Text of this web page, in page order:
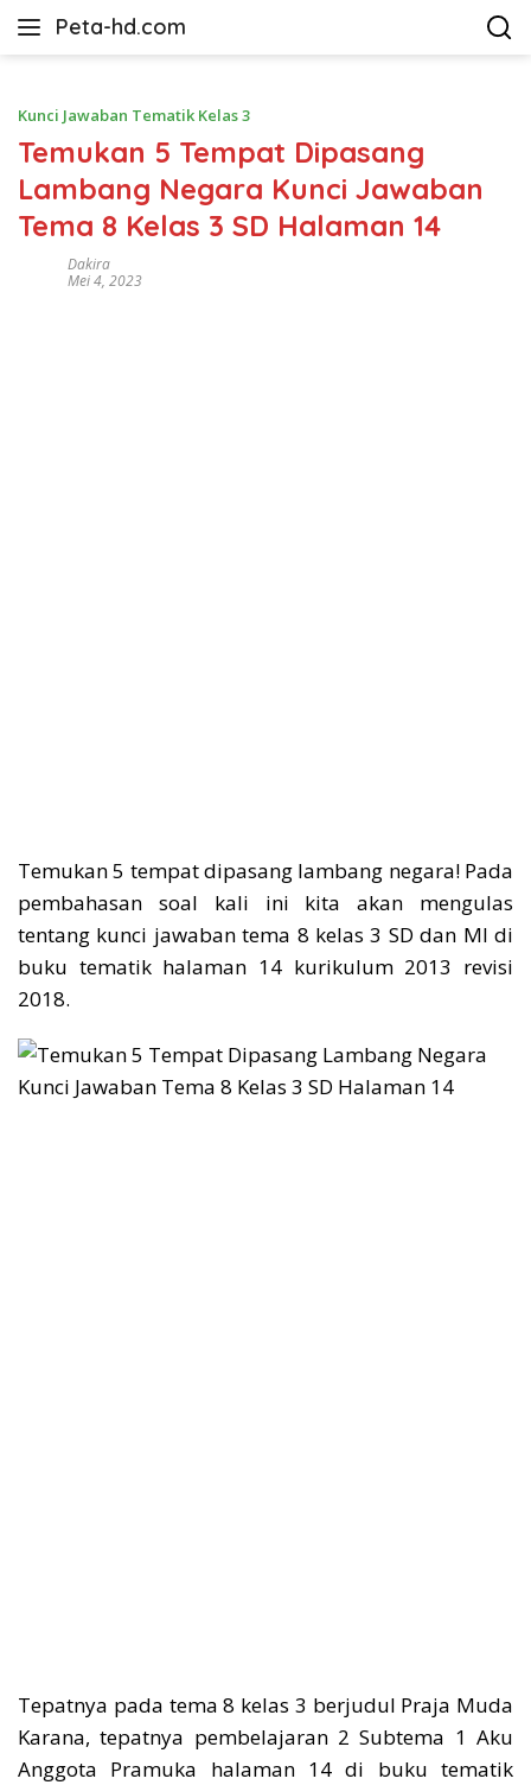
Peta-hd.com
Kumpulan
HD
Kunci Jawaban Tematik Kelas 3
Temukan 5 Tempat Dipasang
Lambang Negara Kunci Jawaban
Tema 8 Kelas 3 SD Halaman 14
Dakira
Mei 4, 2023
Temukan 5 tempat dipasang lambang negara! Pada
pembahasan soal kali ini kita akan mengulas
tentang kunci jawaban tema 8 kelas 3 SD dan MI di
buku tematik halaman 14 kurikulum 2013 revisi
2018.
Tepatnya pada tema 8 kelas 3 berjudul Praja Muda
Karana, tepatnya pembelajaran 2 Subtema 1 Aku
Anggota Pramuka halaman 14 di buku tematik